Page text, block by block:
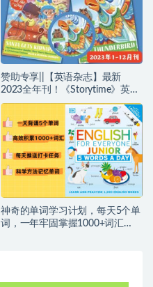
【YZ0047】
赞助专享||【英语杂志】最新
2023全年刊！《Storytime》英国
最有名的的儿童故事杂志！孩子
成长最佳搭档，零基础娃也能读
外刊~编号【YZ0044】
神奇的单词学习计划，每天5个单
词，一年牢固掌握1000+词汇